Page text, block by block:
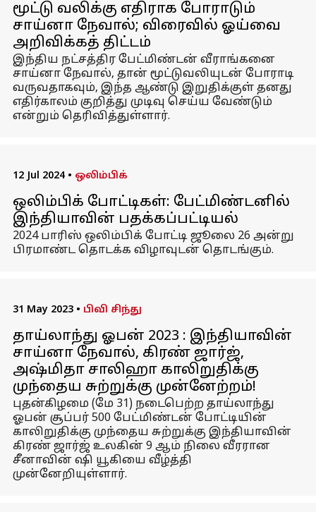
மூட்டு வலிக்கு எதிராக போராடும்
சாய்னா நேவால்; விரைவில் ஓய்வை
அறிவிக்கத் திட்டம்
இந்திய நட்சத்திர பேட்மிண்டன் வீராங்கனை
சாய்னா நேவால், தான் மூட்டுவலியுடன் போராடி
வருவதாகவும், இந்த ஆண்டு இறுதிக்குள் தனது
எதிர்காலம் குறித்து முடிவு செய்ய வேண்டும்
என்றும் தெரிவித்துள்ளார்.
12 Jul 2024 • ஒலிம்பிக்
ஒலிம்பிக் போட்டிகள்: பேட்மிண்டனில்
இந்தியாவின் பதக்கப்பட்டியல்
2024 பாரிஸ் ஒலிம்பிக் போட்டி ஜூலை 26 அன்று
பிரமாண்ட தொடக்க விழாவுடன் தொடங்கும்.
31 May 2023 • பிவி சிந்து
தாய்லாந்து ஓபன் 2023 : இந்தியாவின்
சாய்னா நேவால், கிரண் ஜார்ஜ்,
அஷ்மிதா சாலிஹா காலிறுதிக்கு
முந்தைய சுற்றுக்கு முன்னேற்றம்!
புதன்கிழமை (மே 31) நடைபெற்ற தாய்லாந்து
ஓபன் சூப்பர் 500 பேட்மிண்டன் போட்டியின்
காலிறுதிக்கு முந்தைய சுற்றுக்கு இந்தியாவின்
கிரண் ஜார்ஜ் உலகின் 9 ஆம் நிலை வீரரான
சீனாவின் ஷி யூகியை வீழ்த்தி
முன்னேறியுள்ளார்.